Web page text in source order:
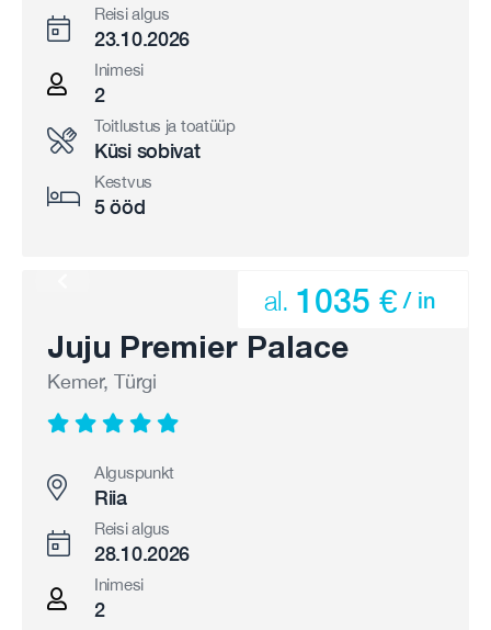
Reisi algus
23.10.2026
Inimesi
2
Toitlustus ja toatüüp
Küsi sobivat
Kestvus
5 ööd
Juju Premier Palace
Kemer, Türgi
al. 1035 € / in
Alguspunkt
Riia
Reisi algus
28.10.2026
Inimesi
2